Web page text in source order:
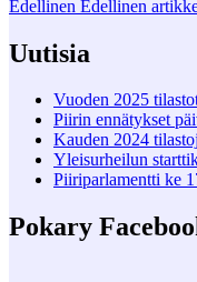
Edellinen Edellinen
Uutisia
Vuoden 2025
Piirin ennätykset
Kauden 2024
Yleisurheilun
Piiriparlamentti ke
Pokary